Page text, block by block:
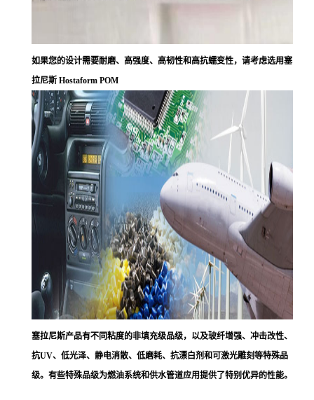
如果您的设计需要耐磨、高强度、高韧性和高抗蠕变性，请考虑选用塞
拉尼斯 Hostaform POM
塞拉尼斯产品有不同粘度的非填充级品级，以及玻纤增强、冲击改性、
抗UV、低光泽、静电消散、低磨耗、抗漂白剂和可激光雕刻等特殊品
级。有些特殊品级为燃油系统和供水管道应用提供了特别优异的性能。